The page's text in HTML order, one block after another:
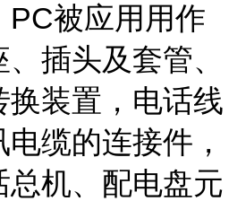
PC被应用用作
插头及套管、
装置，电话线
缆的连接件，
总机、配电盘元